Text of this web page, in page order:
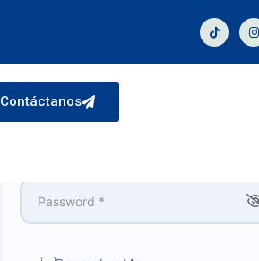
Contáctanos
Login
Username or Email
Password